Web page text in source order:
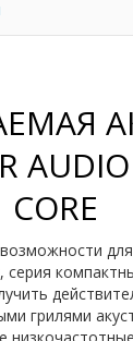
CORE
для
серия
грилями